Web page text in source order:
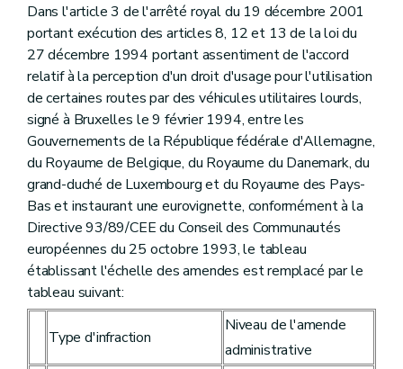
Dans l'article 3 de l'arrêté royal du 19 décembre 2001
portant exécution des articles 8, 12 et 13 de la loi du
27 décembre 1994 portant assentiment de l'accord
relatif à la perception d'un droit d'usage pour l'utilisation
de certaines routes par des véhicules utilitaires lourds,
signé à Bruxelles le 9 février 1994, entre les
Gouvernements de la République fédérale d'Allemagne,
du Royaume de Belgique, du Royaume du Danemark, du
grand-duché de Luxembourg et du Royaume des Pays-
Bas et instaurant une eurovignette, conformément à la
Directive 93/89/CEE du Conseil des Communautés
européennes du 25 octobre 1993, le tableau
établissant l'échelle des amendes est remplacé par le
tableau suivant:
Type d'infraction
Niveau de l'amende
administrative